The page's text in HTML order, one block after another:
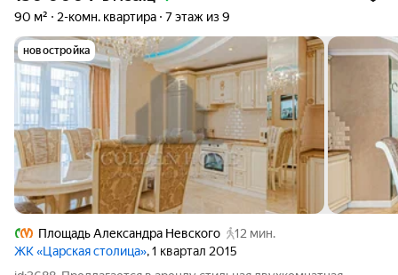
90 м² 2-комн. квартира 7 этаж из 9
новостройка
Площадь Александра Невского
12 мин.
ЖК «Царская столица», 1 квартал 2015